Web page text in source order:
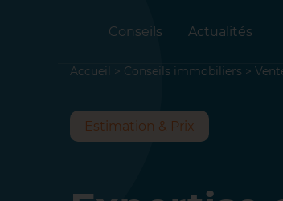
Conseils Actualités
Accueil > Conseils immobiliers >
Estimation & Prix